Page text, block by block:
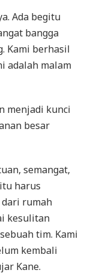
Ada begitu
bangga
Kami berhasil
adalah malam
menjadi kunci
besar
semangat,
harus
rumah
kesulitan
tim. Kami
kembali
Kane.